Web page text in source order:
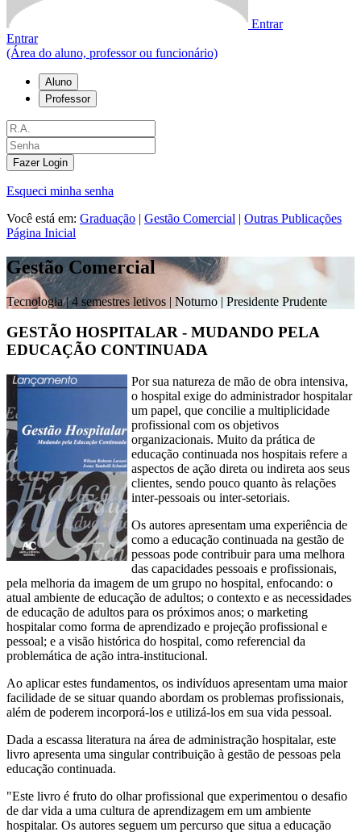
Entrar
Entrar
(Área do aluno, professor ou funcionário)
Aluno
Professor
Fazer Login
Esqueci minha senha
Você está em: Graduação | Gestão Comercial | Outras Publicações
Página Inicial
Gestão Comercial
Tecnologia |4 semestres letivos | Noturno | Presidente Prudente
GESTÃO HOSPITALAR - MUDANDO PELA
EDUCAÇÃO CONTINUADA
Por sua natureza de mão de obra intensiva,
o hospital exige do administrador hospitalar
um papel, que concilie a multiplicidade
profissional com os objetivos
organizacionais. Muito da prática de
educação continuada nos hospitais refere a
aspectos de ação direta ou indireta aos seus
clientes, sendo pouco quanto às relações
inter-pessoais ou inter-setoriais.
Os autores apresentam uma experiência de
como a educação continuada na gestão de
pessoas pode contribuir para uma melhora
das capacidades pessoais e profissionais,
pela melhoria da imagem de um grupo no hospital, enfocando: o
atual ambiente de educação de adultos; o contexto e as necessidades
de educação de adultos para os próximos anos; o marketing
hospitalar como forma de aprendizado e projeção profissional e
pessoal; e a visão histórica do hospital, como referencial da
problemática de ação intra-institucional.
Ao aplicar estes fundamentos, os indivíduos apresentam uma maior
facilidade de se situar quando abordam os problemas profissionais,
além de poderem incorporá-los e utilizá-los em sua vida pessoal.
Dada a escassa literatura na área de administração hospitalar, este
livro apresenta uma singular contribuição à gestão de pessoas pela
educação continuada.
"Este livro é fruto do olhar profissional que experimentou o desafio
de dar vida a uma cultura de aprendizagem em um ambiente
hospitalar. Os autores seguem um percurso que situa a educação